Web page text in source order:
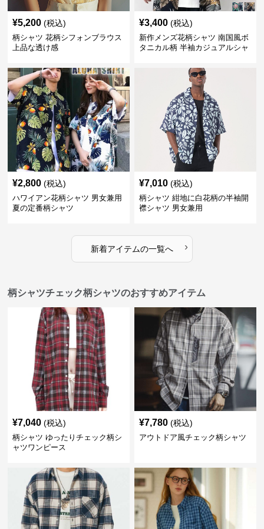
¥5,200 (税込)
柄シャツ 花柄シフォンブラウス
上品な透け感
¥3,400 (税込)
新作メンズ花柄シャツ 南国風ボ
タニカル柄 半袖カジュアルシャ
¥2,800 (税込)
ハワイアン花柄シャツ 男女兼用
夏の定番柄シャツ
¥7,010 (税込)
柄シャツ 紺地に白花柄の半袖開
襟シャツ 男女兼用
新着アイテムの一覧へ ›
柄シャツチェック柄シャツのおすすめアイテム
¥7,040 (税込)
柄シャツ ゆったりチェック柄シ
ャツワンピース
¥7,780 (税込)
アウトドア風チェック柄シャツ